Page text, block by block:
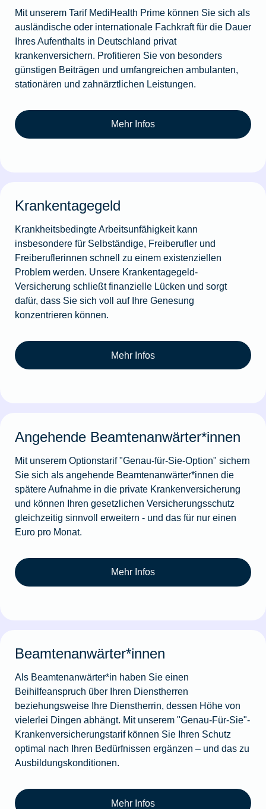
Mit unserem Tarif MediHealth Prime können Sie sich als
ausländische oder internationale Fachkraft für die Dauer
Ihres Aufenthalts in Deutschland privat
krankenversichern. Profitieren Sie von besonders
günstigen Beiträgen und umfangreichen ambulanten,
stationären und zahnärztlichen Leistungen.
Mehr Infos
Krankentagegeld
Krankheitsbedingte Arbeitsunfähigkeit kann
insbesondere für Selbständige, Freiberufler und
Freiberuflerinnen schnell zu einem existenziellen
Problem werden. Unsere Krankentagegeld-
Versicherung schließt finanzielle Lücken und sorgt
dafür, dass Sie sich voll auf Ihre Genesung
konzentrieren können.
Mehr Infos
Angehende Beamtenanwärter*innen
Mit unserem Optionstarif "Genau-für-Sie-Option" sichern
Sie sich als angehende Beamtenanwärter*innen die
spätere Aufnahme in die private Krankenversicherung
und können Ihren gesetzlichen Versicherungsschutz
gleichzeitig sinnvoll erweitern - und das für nur einen
Euro pro Monat.
Mehr Infos
Beamtenanwärter*innen
Als Beamtenanwärter*in haben Sie einen
Beihilfeanspruch über Ihren Dienstherren
beziehungsweise Ihre Dienstherrin, dessen Höhe von
vielerlei Dingen abhängt. Mit unserem "Genau-Für-Sie"-
Krankenversicherungstarif können Sie Ihren Schutz
optimal nach Ihren Bedürfnissen ergänzen – und das zu
Ausbildungskonditionen.
Mehr Infos